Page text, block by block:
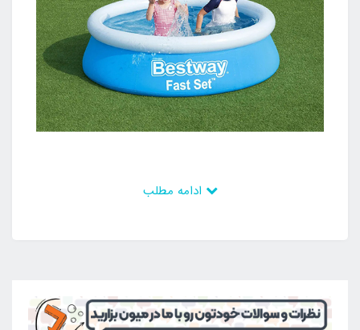
این محصول بی نظیر که ساخت شرکت بست وی می باشد
مختلف قرار گیرد. در این صورت مشکلی ندارد و می توان در
طی سال های زیاد از آن استفاده کرد و لذت برد و در تمامی